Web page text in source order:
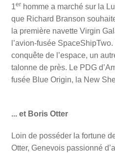
1er homme a marché sur la
que Richard Branson
la première navette Virgin
l’avion-fusée
conquête de l’espace, un
talonne de près. Le PDG
fusée Blue Origin, la New
... et Boris Otter
Loin de posséder la fortune
Otter, Genevois passionné